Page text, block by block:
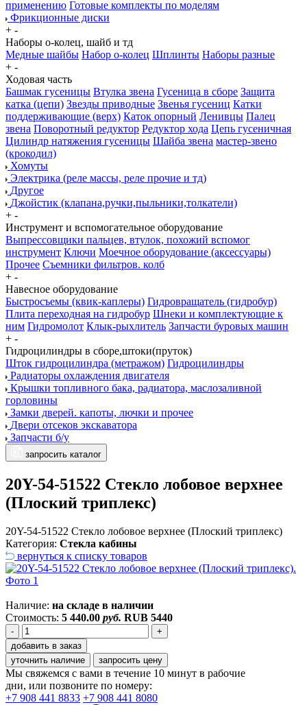
применению Готовые комплекты по моделям
Фрикционные диски
+ -
Наборы о-колец, шайб и тд
Медные шайбы Набор о-колец Шплинты Наборы разные
+ -
Ходовая часть
Башмак гусеницы Втулка звена Гусеница в сборе Защита
катка (цепи) Звезды приводные Звенья гусениц Катки
поддерживающие (верх) Каток опорный Ленивцы Палец
звена Поворотный редуктор Редуктор хода Цепь гусеничная
Цилиндр натяжения гусеницы Шайба звена мастер-звено
(крокодил)
Хомуты
Электрика (реле массы, реле прочие и тд)
Другое
Джойстик (клапана,ручки,пыльники,толкатели)
+ -
Инструмент и вспомогательное оборудование
Выпрессовщики пальцев, втулок, похожий вспомог
инструмент Ключи Моечное оборудование (аксессуары)
Прочее Съемники фильтров. колб
+ -
Навесное оборудование
Быстросъемы (квик-каплеры) Гидровращатель (гидробур)
Плита переходная на гидробур Шнеки и комплектующие к
ним Гидромолот Клык-рыхлитель Запчасти буровых машин
+ -
Гидроцилиндры в сборе,штоки(пруток)
Шток гидроцилиндра (метражом) Гидроцилиндры
Радиаторы охлаждения двигателя
Крышки топливного бака, радиатора, маслозаливной
горловины
Замки дверей. капоты, лючки и прочее
Двери отсеков экскаватора
Запчасти б/у
запросить каталог
20Y-54-51522 Стекло лобовое верхнее
(Плоский триплекс)
20Y-54-51522 Стекло лобовое верхнее (Плоский триплекс)
Категория: Стекла кабины
вернуться к списку товаров
Наличие: на складе в наличии
Стоимость: 5 440.00 руб. RUB 5440
-
+
добавить в заказ
уточнить наличие
запросить цену
Мы свяжемся с вами в течение 10 минут в рабочие
дни, или позвоните по номеру:
+7 908 441 8833 +7 908 441 8080